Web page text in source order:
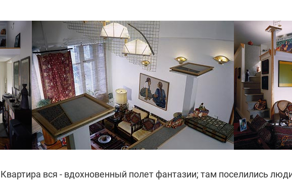
Квартира вся - вдохновенный полет фантазии; там поселились